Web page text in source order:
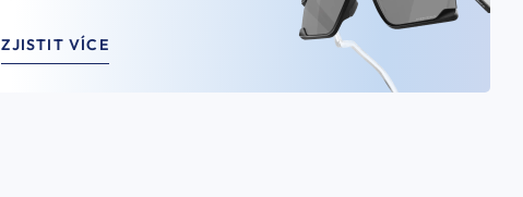
ZJISTIT VÍCE